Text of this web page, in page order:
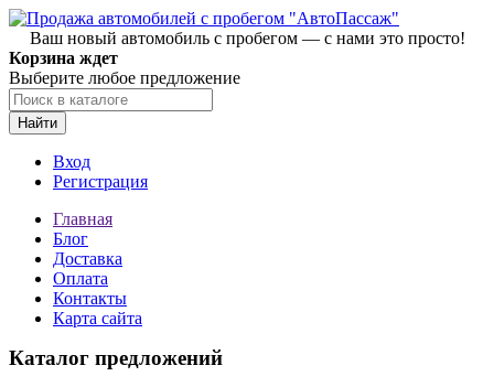
Ваш новый автомобиль с пробегом — с нами это просто!
Корзина ждет
Выберите любое предложение
Найти
Вход
Регистрация
Главная
Блог
Доставка
Оплата
Контакты
Карта сайта
Каталог предложений